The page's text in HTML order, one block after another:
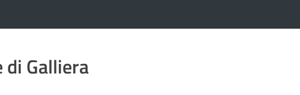
di Galliera